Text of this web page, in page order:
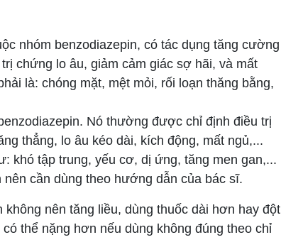
nhóm benzodiazepin, có tác dụng tăng cường
chứng lo âu, giảm cảm giác sợ hãi, và mất
là: chóng mặt, mệt mỏi, rối loạn thăng bằng,
Nó thường được chỉ định điều trị
thẳng, lo âu kéo dài, kích động, mất ngủ,...
khó tập trung, yếu cơ, dị ứng, tăng men gan,...
cần dùng theo hướng dẫn của bác sĩ.
nên tăng liều, dùng thuốc dài hơn hay đột
thể nặng hơn nếu dùng không đúng theo chỉ